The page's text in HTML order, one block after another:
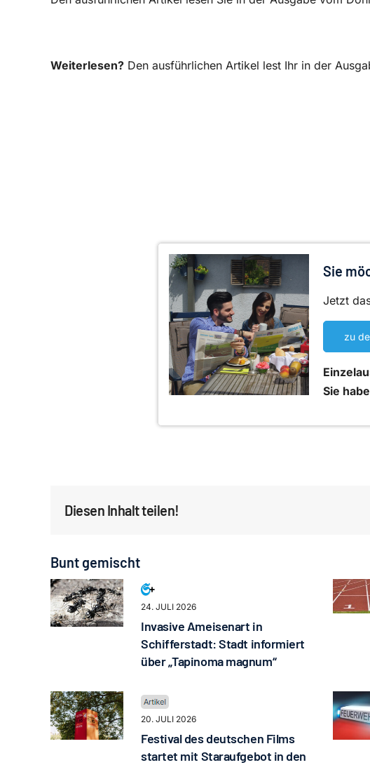
Weiterlesen? Den ausführlichen Artikel lest Ihr in der
Sie
Jetzt
zu
Sie
Diesen Inhalt teilen!
Bunt gemischt
24. JULI 2026
Invasive Ameisenart in
Schifferstadt: Stadt informiert
über „Tapinoma magnum“
20. JULI 2026
Festival des deutschen Films
startet mit Staraufgebot in den